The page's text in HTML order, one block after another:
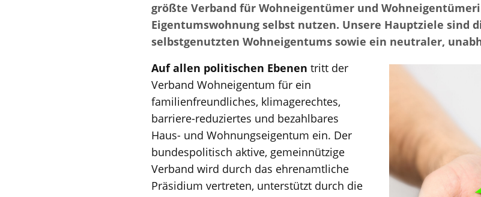
größte Verband für Wohneigentümer und
Eigentumswohnung selbst nutzen. Unsere Hauptziele sind
selbstgenutzten Wohneigentums sowie ein neutraler,
Auf allen politischen Ebenen tritt der
Verband Wohneigentum für ein
familienfreundliches, klimagerechtes,
barriere-reduziertes und bezahlbares
Haus- und Wohnungseigentum ein. Der
bundespolitisch aktive, gemeinnützige
Verband wird durch das ehrenamtliche
Präsidium vertreten, unterstützt durch die